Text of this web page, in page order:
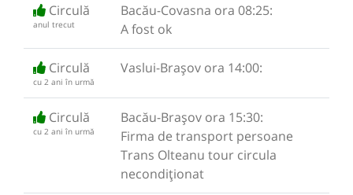
Circulă
anul trecut
Bacău-Covasna ora 08:25:
A fost ok
Circulă
cu 2 ani în urmă
Vaslui-Brașov ora 14:00:
Circulă
cu 2 ani în urmă
Bacău-Brașov ora 15:30:
Firma de transport persoane
Trans Olteanu tour circula
necondiționat